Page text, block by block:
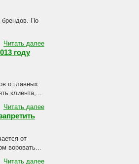
брендов. По
Читать далее
году
о главных
клиента,...
Читать далее
от
воровать...
Читать далее